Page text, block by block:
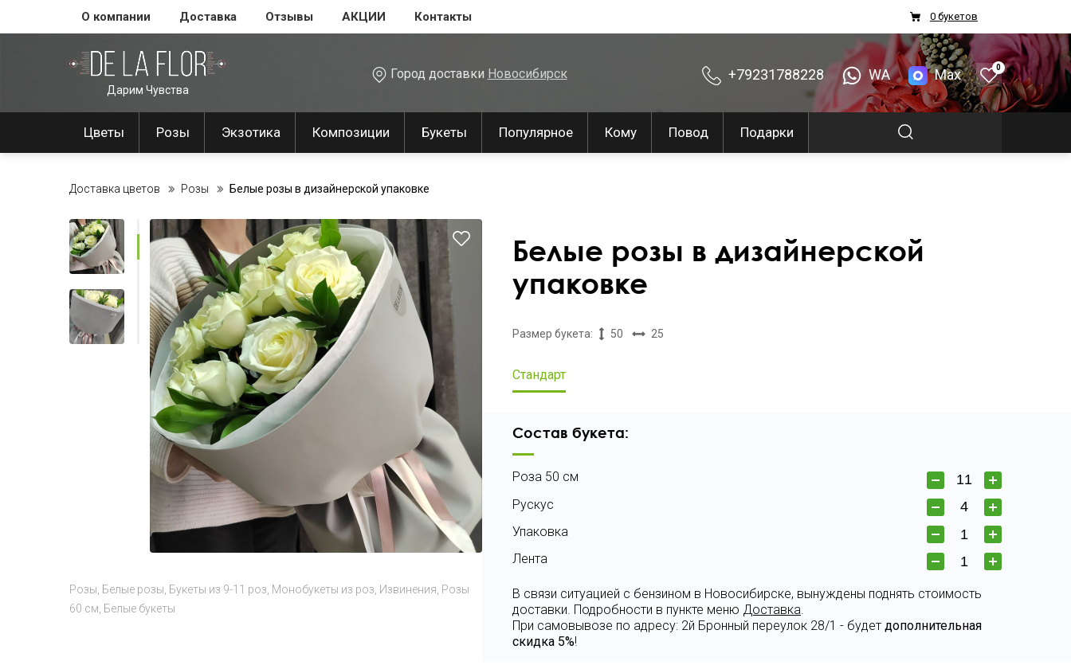
О компании Доставка Отзывы АКЦИИ Контакты 0 букетов
Дарим Чувства
Город доставки Новосибирск +79231788228 WA Max 0
Цветы Розы Экзотика Композиции Букеты Популярное Кому Повод Подарки
Доставка цветов Розы Белые розы в дизайнерской упаковке
Розы Белые розы Букеты из 9-11 роз Монобукеты из роз Извинения Розы
60 см Белые букеты
Белые розы в дизайнерской
упаковке
Размер букета: 50 25
Стандарт
Состав букета:
Роза 50 см
Рускус
Упаковка
Лента
В связи ситуацией с бензином в Новосибирске, вынуждены поднять стоимость
доставки. Подробности в пункте меню Доставка.
При самовывозе по адресу: 2й Бронный переулок 28/1 - будет дополнительная
скидка 5%!